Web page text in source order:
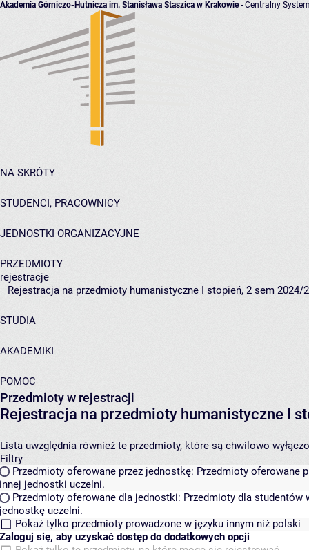
Akademia Górniczo-Hutnicza im. Stanisława Staszica w Krakowie- Centralny
NA SKRÓTY
STUDENCI, PRACOWNICY
JEDNOSTKI ORGANIZACYJNE
PRZEDMIOTY
rejestracje
Rejestracja na przedmioty humanistyczne I stopień, 2 sem 2024/
STUDIA
AKADEMIKI
POMOC
Przedmioty w rejestracji
Rejestracja na przedmioty humanistyczne I
Lista uwzględnia również te przedmioty, które są chwilowo
Filtry
Przedmioty oferowane przez jednostkę: Przedmioty oferowane
innej jednostki uczelni.
Przedmioty oferowane dla jednostki: Przedmioty dla studentów
jednostkę uczelni.
Pokaż tylko przedmioty prowadzone w języku innym niż polski
Zaloguj się, aby uzyskać dostęp do dodatkowych opcji